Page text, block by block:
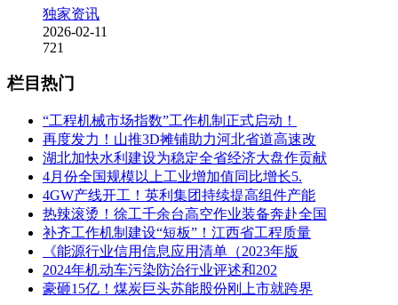
独家资讯
2026-02-11
721
栏目热门
“工程机械市场指数”工作机制正式启动！
再度发力！山推3D摊铺助力河北省道高速改
湖北加快水利建设为稳定全省经济大盘作贡献
4月份全国规模以上工业增加值同比增长5.
4GW产线开工！英利集团持续提高组件产能
热辣滚烫！徐工千余台高空作业装备奔赴全国
补齐工作机制建设“短板”！江西省工程质量
《能源行业信用信息应用清单（2023年版
2024年机动车污染防治行业评述和202
豪砸15亿！煤炭巨头苏能股份刚上市就跨界